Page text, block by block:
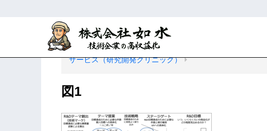
ホーム R&D・知財マネジメントに関する当社サービス
サービス（研究開発クリニック）
図1